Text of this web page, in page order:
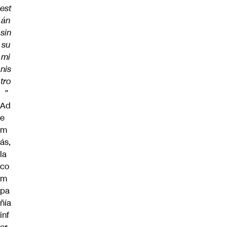
est
án
sin
su
mi
nis
tro
”
Ad
e
m
ás,
la
co
m
pa
ñía
inf